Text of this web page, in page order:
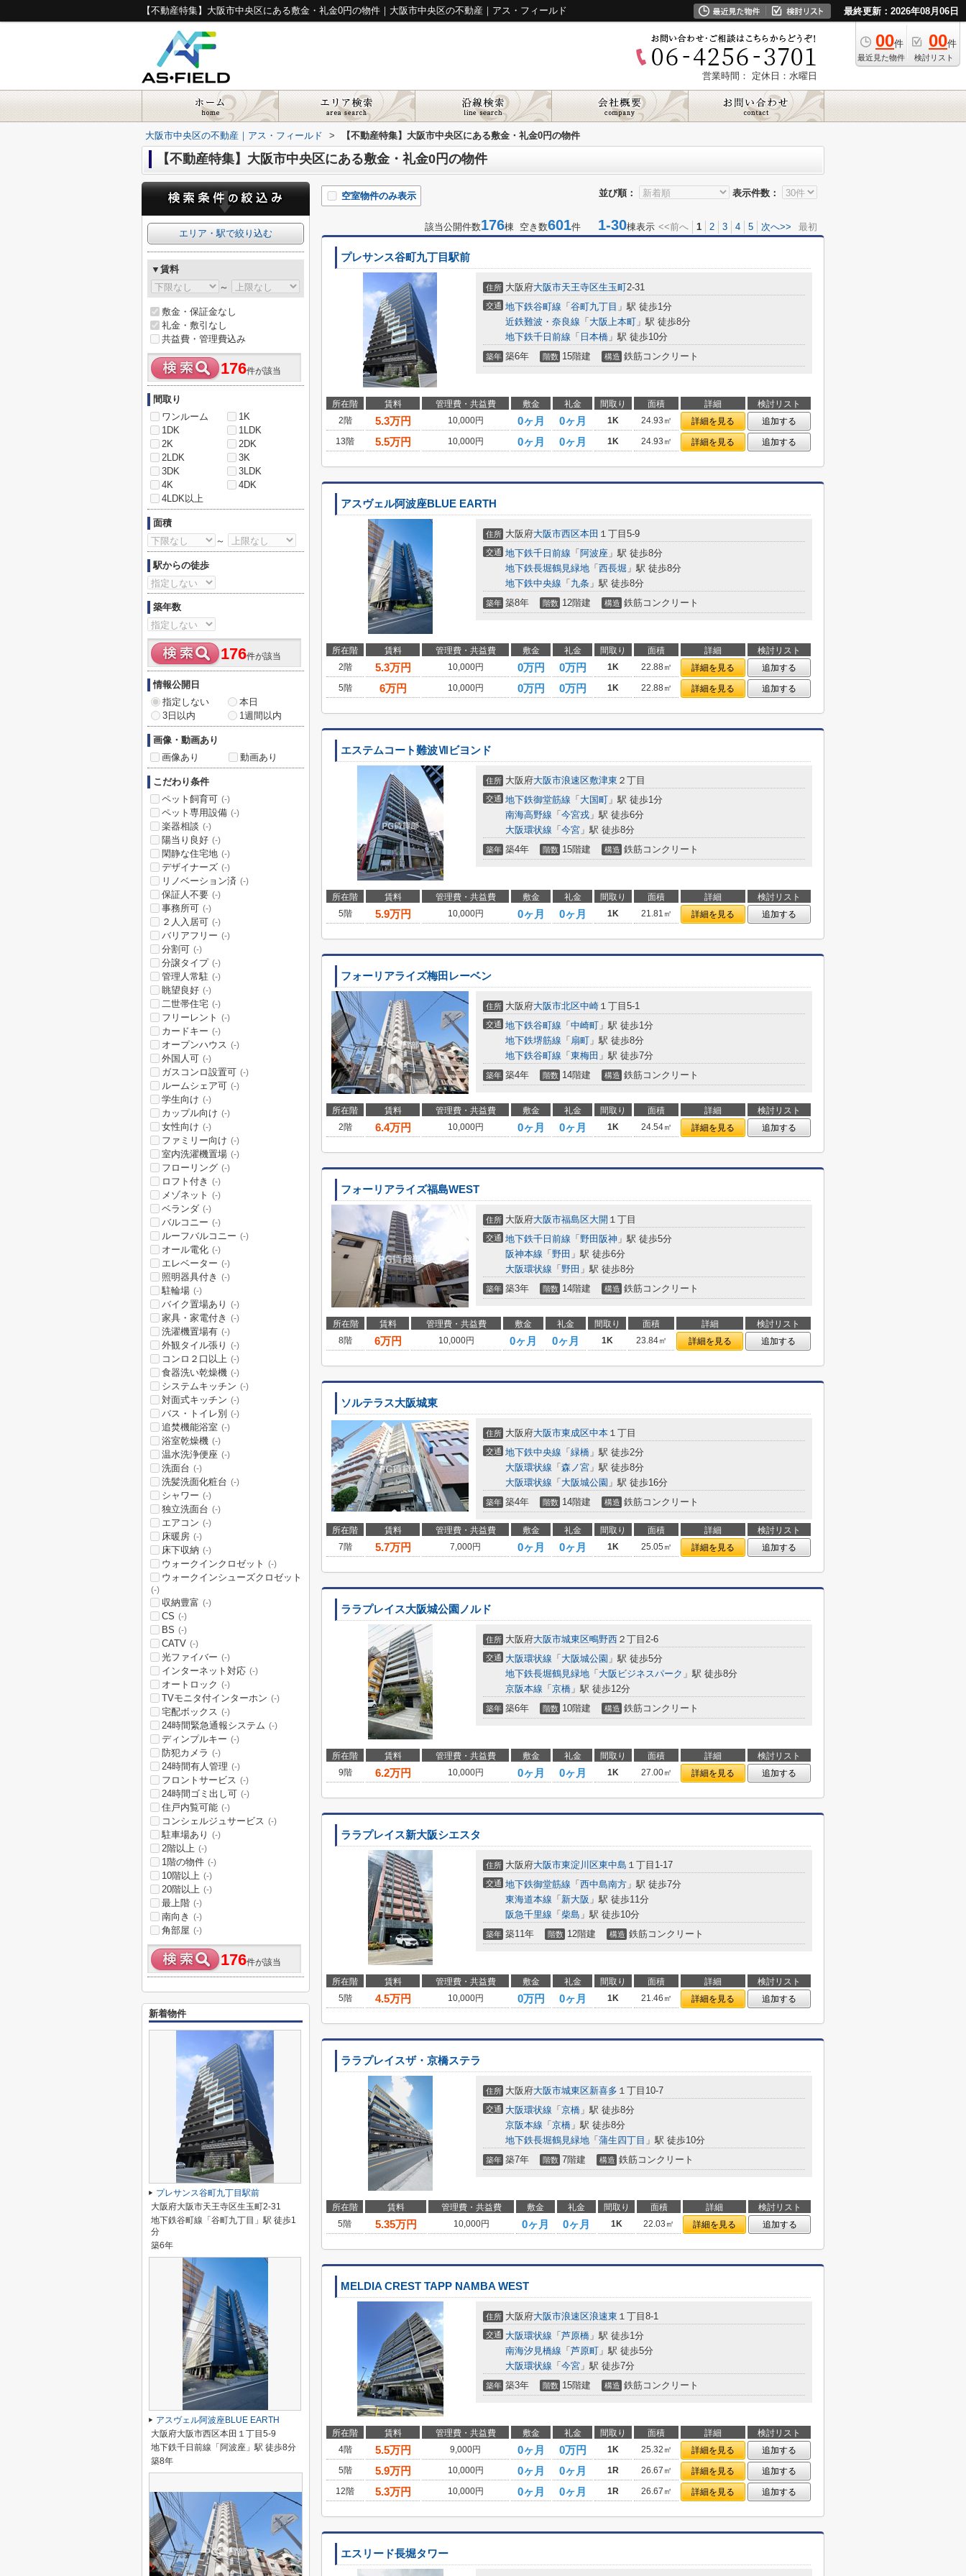
【不動産特集】大阪市中央区にある敷金・礼金0円の物件｜大阪市中央区の不動産｜アス・フィールド 最終更新：2026年08月06日
00件
最近見た物件
00件
検討リスト
営業時間： 定休日：水曜日
大阪市中央区の不動産｜アス・フィールド > 【不動産特集】大阪市中央区にある敷金・礼金0円の物件
【不動産特集】大阪市中央区にある敷金・礼金0円の物件
並び順： 表示件数：
空室物件のみ表示
該当公開件数176棟 空き数601件 1-30棟表示 <<前へ 1 2 3 4 5 次へ>> 最初
プレサンス谷町九丁目駅前
住所 大阪府大阪市天王寺区生玉町2-31
交通 地下鉄谷町線 「 谷町九丁目 」駅 徒歩1分
近鉄難波・奈良線 「 大阪上本町 」駅 徒歩8分
地下鉄千日前線 「 日本橋 」駅 徒歩10分
築年 築6年 階数 15階建 構造 鉄筋コンクリート
所在階 賃料 管理費・共益費 敷金 礼金 間取り 面積 詳細
検討リスト
2階
5.3万円 10,000円 0ヶ月 0ヶ月 1K 24.93㎡ 詳細を見る
追加する
13階
5.5万円 10,000円 0ヶ月 0ヶ月 1K 24.93㎡ 詳細を見る 追加する
アスヴェル阿波座BLUE EARTH
住所 大阪府大阪市西区本田 １丁目5-9
交通 地下鉄千日前線 「 阿波座 」駅 徒歩8分
地下鉄長堀鶴見緑地 「 西長堀 」駅 徒歩8分
地下鉄中央線 「 九条 」駅 徒歩8分
築年 築8年 階数 12階建 構造 鉄筋コンクリート
所在階 賃料 管理費・共益費 敷金 礼金 間取り 面積 詳細
検討リスト
2階
5.3万円 10,000円 0万円 0万円 1K 22.88㎡ 詳細を見る
追加する
5階
6万円 10,000円 0万円 0万円 1K 22.88㎡ 詳細を見る 追加する
エステムコート難波Ⅶビヨンド
住所 大阪府大阪市浪速区敷津東 ２丁目
交通 地下鉄御堂筋線 「 大国町 」駅 徒歩1分
南海高野線 「 今宮戎 」駅 徒歩6分
大阪環状線 「 今宮 」駅 徒歩8分
築年 築4年 階数 15階建 構造 鉄筋コンクリート
所在階 賃料 管理費・共益費 敷金 礼金 間取り 面積 詳細
検討リスト
5階
5.9万円 10,000円 0ヶ月 0ヶ月 1K 21.81㎡ 詳細を見る 追加する
フォーリアライズ梅田レーベン
住所 大阪府大阪市北区中崎 １丁目5-1
交通 地下鉄谷町線 「 中崎町 」駅 徒歩1分
地下鉄堺筋線 「 扇町 」駅 徒歩8分
地下鉄谷町線 「 東梅田 」駅 徒歩7分
築年 築4年 階数 14階建 構造 鉄筋コンクリート
所在階 賃料 管理費・共益費 敷金 礼金 間取り 面積 詳細
検討リスト
2階
6.4万円 10,000円 0ヶ月 0ヶ月 1K 24.54㎡ 詳細を見る 追加する
フォーリアライズ福島WEST
住所 大阪府大阪市福島区大開 １丁目
交通 地下鉄千日前線 「 野田阪神 」駅 徒歩5分
阪神本線 「 野田 」駅 徒歩6分
大阪環状線 「 野田 」駅 徒歩8分
築年 築3年 階数 14階建 構造 鉄筋コンクリート
所在階 賃料 管理費・共益費 敷金 礼金 間取り 面積 詳細
検討リスト
8階
6万円 10,000円 0ヶ月 0ヶ月 1K 23.84㎡ 詳細を見る 追加する
ソルテラス大阪城東
住所 大阪府大阪市東成区中本 １丁目
交通 地下鉄中央線 「 緑橋 」駅 徒歩2分
大阪環状線 「 森ノ宮 」駅 徒歩8分
大阪環状線 「 大阪城公園 」駅 徒歩16分
築年 築4年 階数 14階建 構造 鉄筋コンクリート
所在階 賃料 管理費・共益費 敷金 礼金 間取り 面積 詳細
検討リスト
7階
5.7万円 7,000円 0ヶ月 0ヶ月 1K 25.05㎡ 詳細を見る 追加する
ララプレイス大阪城公園ノルド
住所 大阪府大阪市城東区鴫野西 ２丁目2-6
交通 大阪環状線 「 大阪城公園 」駅 徒歩5分
地下鉄長堀鶴見緑地 「 大阪ビジネスパーク 」駅 徒歩8分
京阪本線 「 京橋 」駅 徒歩12分
築年 築6年 階数 10階建 構造 鉄筋コンクリート
所在階 賃料 管理費・共益費 敷金 礼金 間取り 面積 詳細
検討リスト
9階
6.2万円 10,000円 0ヶ月 0ヶ月 1K 27.00㎡ 詳細を見る 追加する
ララプレイス新大阪シエスタ
住所 大阪府大阪市東淀川区東中島 １丁目1-17
交通 地下鉄御堂筋線 「 西中島南方 」駅 徒歩7分
東海道本線 「 新大阪 」駅 徒歩11分
阪急千里線 「 柴島 」駅 徒歩10分
築年 築11年 階数 12階建 構造 鉄筋コンクリート
所在階 賃料 管理費・共益費 敷金 礼金 間取り 面積 詳細
検討リスト
5階
4.5万円 10,000円 0万円 0ヶ月 1K 21.46㎡ 詳細を見る 追加する
ララプレイスザ・京橋ステラ
住所 大阪府大阪市城東区新喜多 １丁目10-7
交通 大阪環状線 「 京橋 」駅 徒歩8分
京阪本線 「 京橋 」駅 徒歩8分
地下鉄長堀鶴見緑地 「 蒲生四丁目 」駅 徒歩10分
築年 築7年 階数 7階建 構造 鉄筋コンクリート
所在階 賃料 管理費・共益費 敷金 礼金 間取り 面積 詳細
検討リスト
5階
5.35万円 10,000円 0ヶ月 0ヶ月 1K 22.03㎡ 詳細を見る 追加する
MELDIA CREST TAPP NAMBA WEST
住所 大阪府大阪市浪速区浪速東 １丁目8-1
交通 大阪環状線 「 芦原橋 」駅 徒歩1分
南海汐見橋線 「 芦原町 」駅 徒歩5分
大阪環状線 「 今宮 」駅 徒歩7分
築年 築3年 階数 15階建 構造 鉄筋コンクリート
所在階 賃料 管理費・共益費 敷金 礼金 間取り 面積 詳細
検討リスト
4階
5.5万円 9,000円 0ヶ月 0万円 1K 25.32㎡ 詳細を見る
追加する
5階
5.9万円 10,000円 0ヶ月 0ヶ月 1R 26.67㎡ 詳細を見る
追加する
12階
5.3万円 10,000円 0ヶ月 0ヶ月 1R 26.67㎡ 詳細を見る 追加する
エスリード長堀タワー
エリア・駅で絞り込む
▼賃料
～
敷金・保証金なし
礼金・敷引なし
共益費・管理費込み
176件が該当
間取り
ワンルーム
1K
1DK
1LDK
2K
2DK
2LDK
3K
3DK
3LDK
4K
4DK
4LDK以上
面積
～
駅からの徒歩
築年数
176件が該当
情報公開日
指定しない
本日
3日以内
1週間以内
画像・動画あり
画像あり
動画あり
こだわり条件
ペット飼育可 (-)
ペット専用設備 (-)
楽器相談 (-)
陽当り良好 (-)
閑静な住宅地 (-)
デザイナーズ (-)
リノベーション済 (-)
保証人不要 (-)
事務所可 (-)
２人入居可 (-)
バリアフリー (-)
分割可 (-)
分譲タイプ (-)
管理人常駐 (-)
眺望良好 (-)
二世帯住宅 (-)
フリーレント (-)
カードキー (-)
オープンハウス (-)
外国人可 (-)
ガスコンロ設置可 (-)
ルームシェア可 (-)
学生向け (-)
カップル向け (-)
女性向け (-)
ファミリー向け (-)
室内洗濯機置場 (-)
フローリング (-)
ロフト付き (-)
メゾネット (-)
ベランダ (-)
バルコニー (-)
ルーフバルコニー (-)
オール電化 (-)
エレベーター (-)
照明器具付き (-)
駐輪場 (-)
バイク置場あり (-)
家具・家電付き (-)
洗濯機置場有 (-)
外観タイル張り (-)
コンロ２口以上 (-)
食器洗い乾燥機 (-)
システムキッチン (-)
対面式キッチン (-)
バス・トイレ別 (-)
追焚機能浴室 (-)
浴室乾燥機 (-)
温水洗浄便座 (-)
洗面台 (-)
洗髪洗面化粧台 (-)
シャワー (-)
独立洗面台 (-)
エアコン (-)
床暖房 (-)
床下収納 (-)
ウォークインクロゼット (-)
ウォークインシューズクロゼット
(-)
収納豊富 (-)
CS (-)
BS (-)
CATV (-)
光ファイバー (-)
インターネット対応 (-)
オートロック (-)
TVモニタ付インターホン (-)
宅配ボックス (-)
24時間緊急通報システム (-)
ディンプルキー (-)
防犯カメラ (-)
24時間有人管理 (-)
フロントサービス (-)
24時間ゴミ出し可 (-)
住戸内覧可能 (-)
コンシェルジュサービス (-)
駐車場あり (-)
2階以上 (-)
1階の物件 (-)
10階以上 (-)
20階以上 (-)
最上階 (-)
南向き (-)
角部屋 (-)
176件が該当
新着物件
プレサンス谷町九丁目駅前
大阪府大阪市天王寺区生玉町2-31
地下鉄谷町線「谷町九丁目」駅 徒歩1
分
築6年
アスヴェル阿波座BLUE EARTH
大阪府大阪市西区本田１丁目5-9
地下鉄千日前線「阿波座」駅 徒歩8分
築8年